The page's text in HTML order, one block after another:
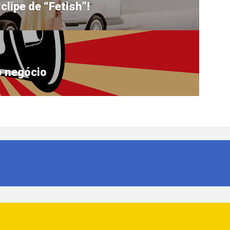
de “Fetish”!
negócio